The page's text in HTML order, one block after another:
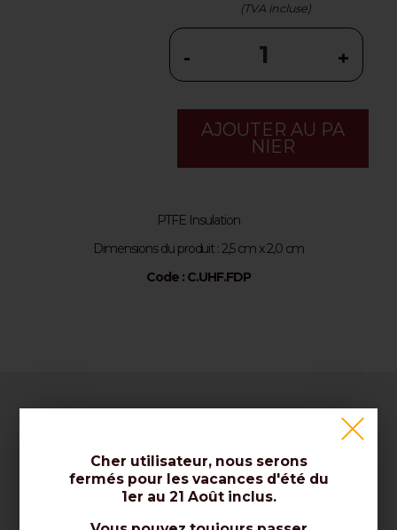
(TVA incluse)
- +
AJOUTER AU PA
NIER
PTFE Insulation
Dimensions du produit : 2,5 cm x 2,0 cm
Code : C.UHF.FDP
À propos de nous / Contactez-nous
Cher utilisateur, nous serons
fermés pour les vacances d'été du
1er au 21 Août inclus.